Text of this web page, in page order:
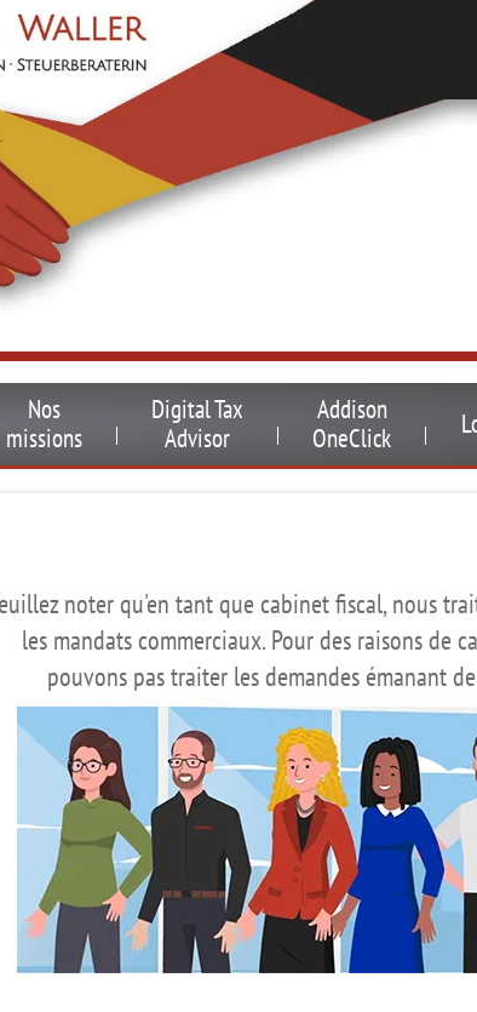
Nos
missions
Digital Tax
Advisor
Addison
OneClick
noter qu'en tant que cabinet fiscal, nous
les mandats commerciaux. Pour des raisons de
pouvons pas traiter les demandes émanant